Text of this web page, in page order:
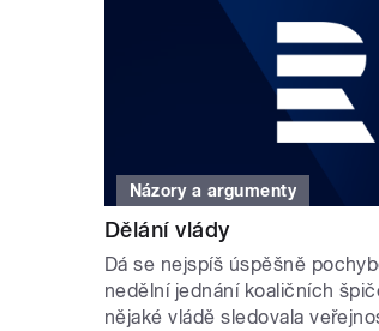
Názory a argumenty
Dělání vlády
Dá se nejspíš úspěšně
nedělní jednání koaličních
nějaké vládě sledovala